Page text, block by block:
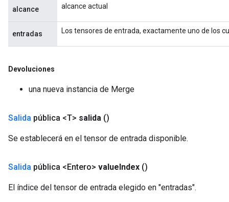
alcance alcance actual
entradas Los tensores de entrada, exactamente uno de los
Devoluciones
una nueva instancia de Merge
Salida pública <T> salida ()
Se establecerá en el tensor de entrada disponible.
Salida pública <Entero> valueIndex ()
El índice del tensor de entrada elegido en "entradas".